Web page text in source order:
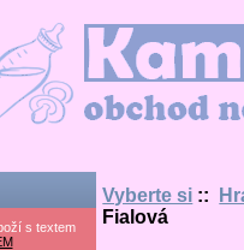
- obchod nejen
s textem
Vyberte si ::
Fialová